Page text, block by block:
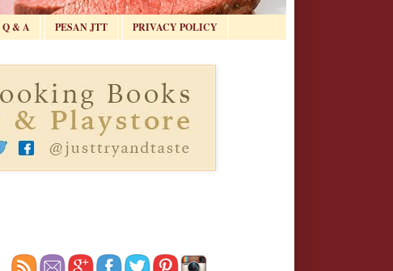
Q & A PESAN JTT PRIVACY POLICY